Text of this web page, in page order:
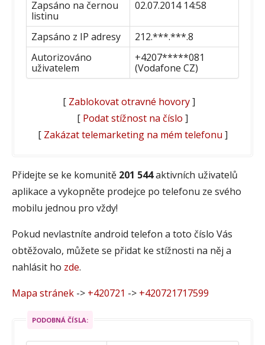
Zapsáno na černou
listinu
02.07.2014 14:58
Zapsáno z IP adresy
212.***.***.8
Autorizováno
uživatelem
+4207*****081
(Vodafone CZ)
[ Zablokovat otravné hovory]
[ Podat stížnost na číslo ]
[ Zakázat telemarketing na mém telefonu ]
Přidejte se ke komunitě 201 544aktivních uživatelů
aplikace a vykopněte prodejce po telefonu ze svého
mobilu jednou pro vždy!
Pokud nevlastníte android telefon a toto číslo Vás
obtěžovalo, můžete se přidat ke stížnosti na něj a
nahlásit ho zde.
Mapa stránek -> +420721 -> +420721717599
PODOBNÁ ČÍSLA: